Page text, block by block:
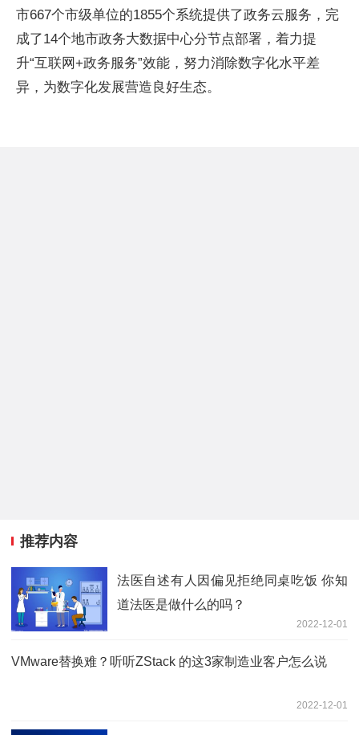
市667个市级单位的1855个系统提供了政务云服务，完
成了14个地市政务大数据中心分节点部署，着力提
升“互联网+政务服务”效能，努力消除数字化水平差
异，为数字化发展营造良好生态。
推荐内容
法医自述有人因偏见拒绝同桌吃饭 你知
道法医是做什么的吗？
2022-12-01
VMware替换难？听听ZStack 的这3家制造业客户怎么说
2022-12-01